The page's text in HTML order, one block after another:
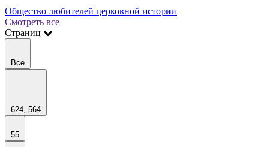
Общество любителей церковной истории
Смотреть все
Страниц
Все
624, 564
55